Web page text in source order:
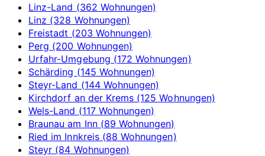
Linz-Land (362 Wohnungen)
Linz (328 Wohnungen)
Freistadt (203 Wohnungen)
Perg (200 Wohnungen)
Urfahr-Umgebung (172 Wohnungen)
Schärding (145 Wohnungen)
Steyr-Land (144 Wohnungen)
Kirchdorf an der Krems (125 Wohnungen)
Wels-Land (117 Wohnungen)
Braunau am Inn (89 Wohnungen)
Ried im Innkreis (88 Wohnungen)
Steyr (84 Wohnungen)